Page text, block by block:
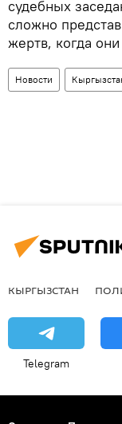
судебных
сложно
жертв, когда
Новости
КЫРГЫЗСТАН
Telegram